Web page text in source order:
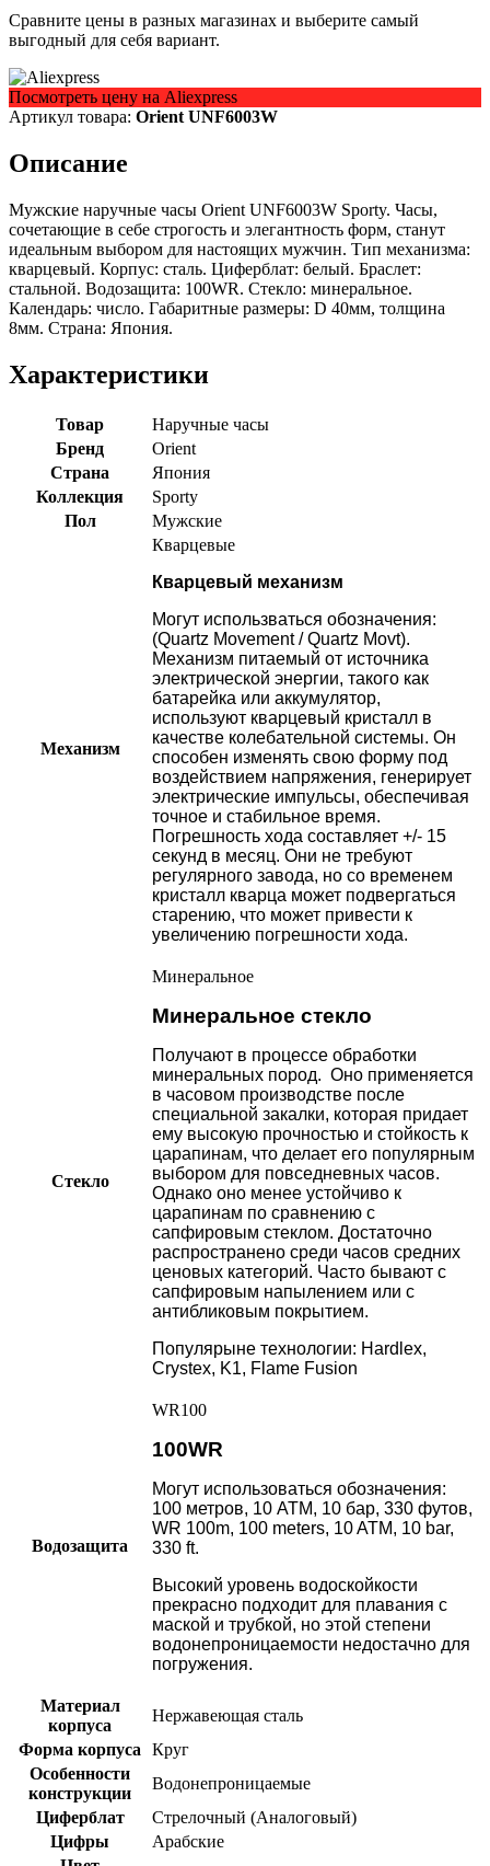
Сравните цены в разных магазинах и выберите самый
выгодный для себя вариант.
Посмотреть цену на Aliexpress
Артикул товара: Orient UNF6003W
Описание
Мужские наручные часы Orient UNF6003W Sporty. Часы,
сочетающие в себе строгость и элегантность форм, станут
идеальным выбором для настоящих мужчин. Тип механизма:
кварцевый. Корпус: сталь. Циферблат: белый. Браслет:
стальной. Водозащита: 100WR. Стекло: минеральное.
Календарь: число. Габаритные размеры: D 40мм, толщина
8мм. Страна: Япония.
Характеристики
Товар
Наручные часы
Бренд
Orient
Страна
Япония
Коллекция
Sporty
Пол
Мужские
Механизм
Кварцевые
Кварцевый механизм
Могут использваться обозначения:
(Quartz Movement / Quartz Movt).
Механизм питаемый от источника
электрической энергии, такого как
батарейка или аккумулятор,
используют кварцевый кристалл в
качестве колебательной системы. Он
способен изменять свою форму под
воздействием напряжения, генерирует
электрические импульсы, обеспечивая
точное и стабильное время.
Погрешность хода составляет +/- 15
секунд в месяц. Они не требуют
регулярного завода, но со временем
кристалл кварца может подвергаться
старению, что может привести к
увеличению погрешности хода.
Стекло
Минеральное
Минеральное стекло
Получают в процессе обработки
минеральных пород. Оно применяется
в часовом производстве после
специальной закалки, которая придает
ему высокую прочностью и стойкость к
царапинам, что делает его популярным
выбором для повседневных часов.
Однако оно менее устойчиво к
царапинам по сравнению с
сапфировым стеклом. Достаточно
распространено среди часов средних
ценовых категорий. Часто бывают с
сапфировым напылением или с
антибликовым покрытием.
Популярыне технологии: Hardlex,
Crystex, K1, Flame Fusion
Водозащита
WR100
100WR
Могут использоваться обозначения:
100 метров, 10 АТМ, 10 бар, 330 футов,
WR 100m, 100 meters, 10 ATM, 10 bar,
330 ft.
Высокий уровень водоскойкости
прекрасно подходит для плавания с
маской и трубкой, но этой степени
водонепроницаемости недостачно для
погружения.
Материал
корпуса
Нержавеющая сталь
Форма корпуса
Круг
Особенности
конструкции
Водонепроницаемые
Циферблат
Стрелочный (Аналоговый)
Цифры
Арабские